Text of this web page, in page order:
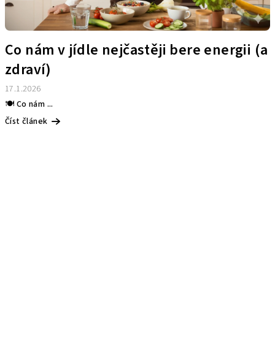
Co nám v jídle nejčastěji bere energii (a
zdraví)
17.1.2026
🍽️ Co nám ...
Číst článek